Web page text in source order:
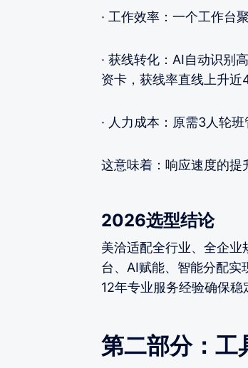
· 工作效率：一个工作台
· 获线转化：AI自动识别
资卡，获线率直线上升近
· 人力成本：原需3人轮
这意味着：响应速度的提
2026选型结论
美洽适配全行业、全企
台、AI赋能、智能分配实
12年专业服务经验确保稳
第二部分：